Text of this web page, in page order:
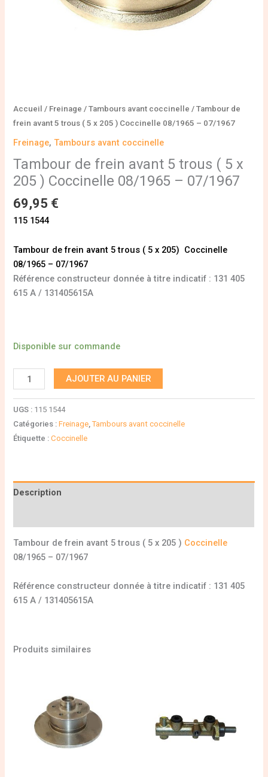
Accueil / Freinage /Tambours avant coccinelle / Tambour de
frein avant 5 trous ( 5 x 205 ) Coccinelle 08/1965 – 07/1967
Freinage,Tambours avant coccinelle
Tambour de frein avant 5 trous ( 5 x
205 ) Coccinelle 08/1965 – 07/1967
69,95 €
115 1544
Tambour de frein avant 5 trous ( 5 x 205) Coccinelle
08/1965 – 07/1967
Référence constructeur donnée à titre indicatif : 131 405
615 A / 131405615A
Disponible sur commande
AJOUTER AU PANIER
UGS : 115 1544
Catégories :Freinage,Tambours avant coccinelle
Étiquette :Coccinelle
Description
Tambour de frein avant 5 trous ( 5 x 205 ) Coccinelle
08/1965 – 07/1967
Référence constructeur donnée à titre indicatif : 131 405
615 A / 131405615A
Produits similaires